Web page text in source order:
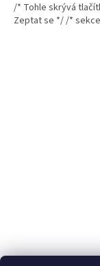
/* Tohle skrývá
Zeptat se *//*